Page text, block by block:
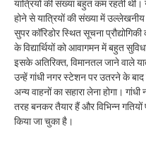
यात्रियों की संख्या बहुत कम रहती थी।
होने से यात्रियों की संख्या में
सुपर कॉरिडोर स्थित सूचना प्रौद्योगिकी
के विद्यार्थियों को आवागमन में बहुत
इसके अतिरिक्त, विमानतल जाने वाले
उन्हें गांधी नगर स्टेशन पर उतरने के
अन्य वाहनों का सहारा लेना होगा।
तरह बनकर तैयार हैं और विभिन्न गतियों
किया जा चुका है।